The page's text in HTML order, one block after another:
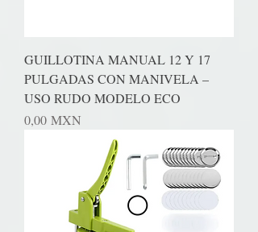
GUILLOTINA MANUAL 12 Y 17
PULGADAS CON MANIVELA –
USO RUDO MODELO ECO
Precio
0,00 MXN